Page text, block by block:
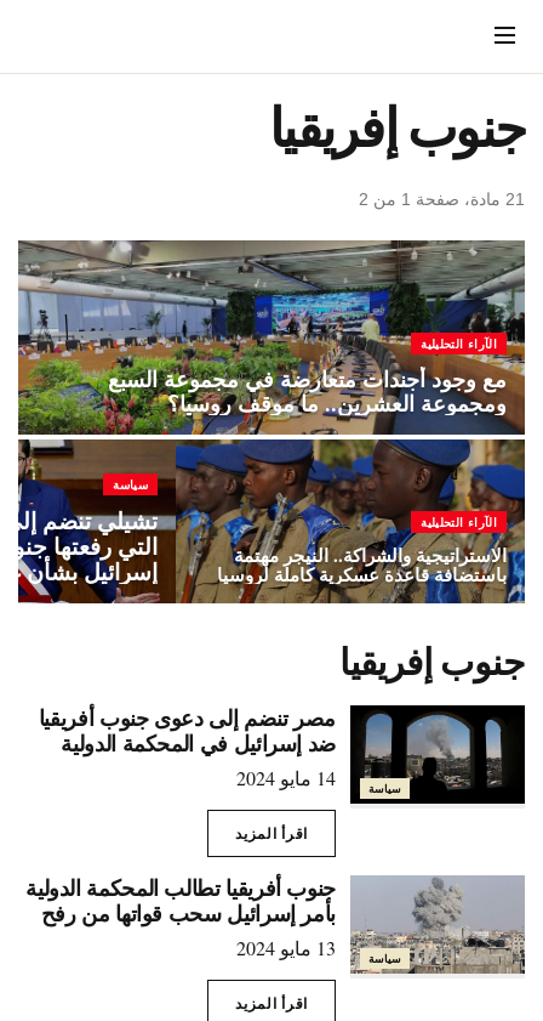
Menu
جنوب إفريقيا
21 مادة، صفحة 1 من 2
الآراء التحليلية
مع وجود أجندات متعارضة في مجموعة السبع
ومجموعة العشرين.. ما موقف روسيا؟
الآراء التحليلية
الاستراتيجية والشراكة.. النيجر مهتمة
باستضافة قاعدة عسكرية كاملة لروسيا
سياسة
تشيلي تنضم إلى
التي رفعتها
إسرائيل بشأن
جنوب إفريقيا
سياسة
مصر تنضم إلى دعوى جنوب أفريقيا
ضد إسرائيل في المحكمة الدولية
14 مايو 2024
اقرأ المزيد
سياسة
جنوب أفريقيا تطالب المحكمة الدولية
بأمر إسرائيل سحب قواتها من رفح
13 مايو 2024
اقرأ المزيد